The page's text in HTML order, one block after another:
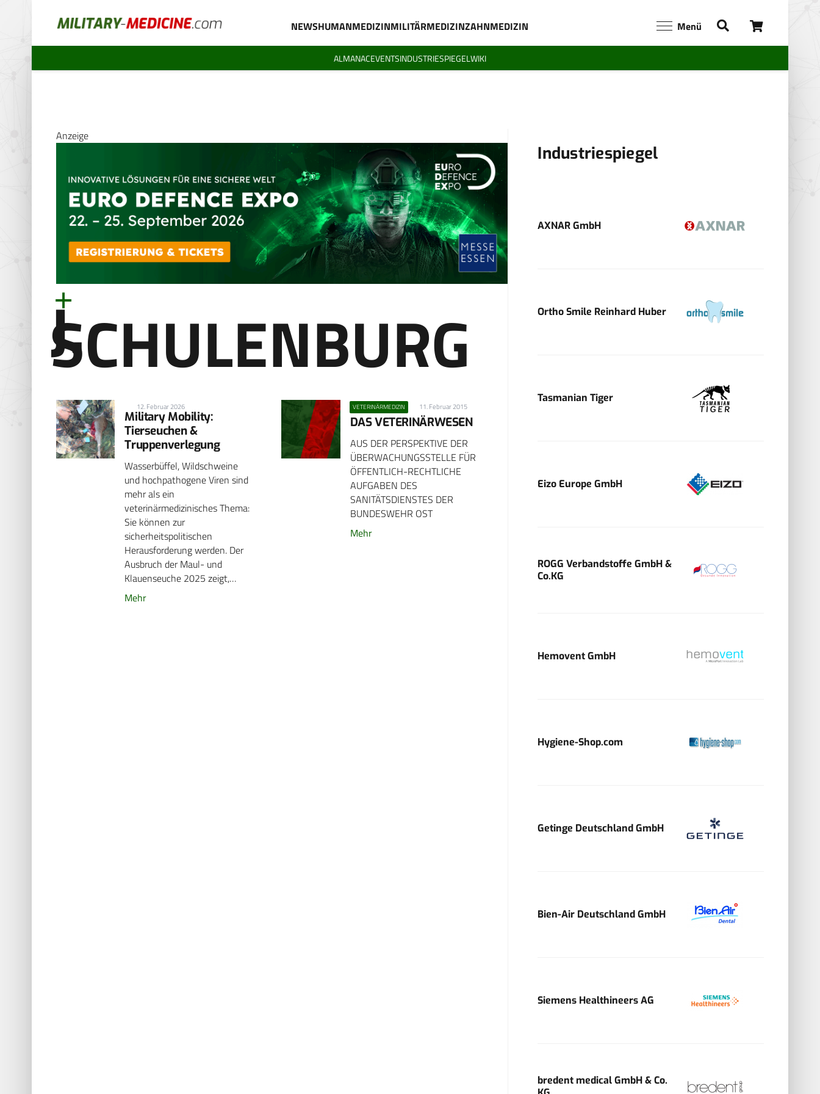
NEWSHUMANMEDIZINMILITÄRMEDIZINZAHNMEDIZIN Menü
ALMANACEVENTSINDUSTRIESPIEGELWIKI
Anzeige
J.
SCHULENBURG
12. Februar 2026
Military Mobility:
Tierseuchen &
Truppenverlegung
Wasserbüffel, Wildschweine
und hochpathogene Viren sind
mehr als ein
veterinärmedizinisches Thema:
Sie können zur
sicherheitspolitischen
Herausforderung werden. Der
Ausbruch der Maul- und
Klauenseuche 2025 zeigt,…
Mehr
VETERINÄRMEDIZIN 11. Februar 2015
DAS VETERINÄRWESEN
AUS DER PERSPEKTIVE DER
ÜBERWACHUNGSSTELLE FÜR
ÖFFENTLICH-RECHTLICHE
AUFGABEN DES
SANITÄTSDIENSTES DER
BUNDESWEHR OST
Mehr
Industriespiegel
AXNAR GmbH
Ortho Smile Reinhard Huber
Tasmanian Tiger
Eizo Europe GmbH
ROGG Verbandstoffe GmbH &
Co.KG
Hemovent GmbH
Hygiene-Shop.com
Getinge Deutschland GmbH
Bien-Air Deutschland GmbH
Siemens Healthineers AG
bredent medical GmbH & Co.